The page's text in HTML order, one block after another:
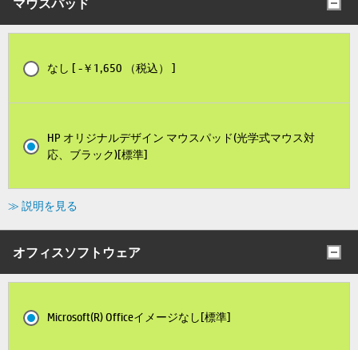
なし [ -￥1,650 （税込） ]
HP オリジナルデザイン マウスパッド(光学式マウス対
応、ブラック)[標準]
≫ 説明を見る
オフィスソフトウェア
Microsoft(R) Officeイメージなし[標準]